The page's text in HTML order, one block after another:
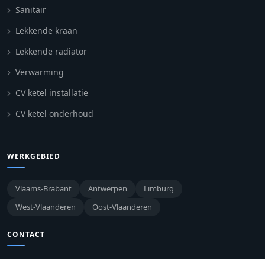
Sanitair
Lekkende kraan
Lekkende radiator
Verwarming
CV ketel installatie
CV ketel onderhoud
WERKGEBIED
Vlaams-Brabant Antwerpen
Limburg
West-Vlaanderen
Oost-Vlaanderen
CONTACT